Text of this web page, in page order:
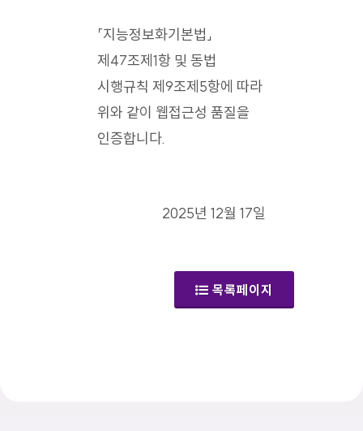
「지능정보화기본법」
제47조제1항 및 동법
시행규칙 제9조제5항에 따라
위와 같이 웹접근성 품질을
인증합니다.
2025년 12월 17일
목록페이지